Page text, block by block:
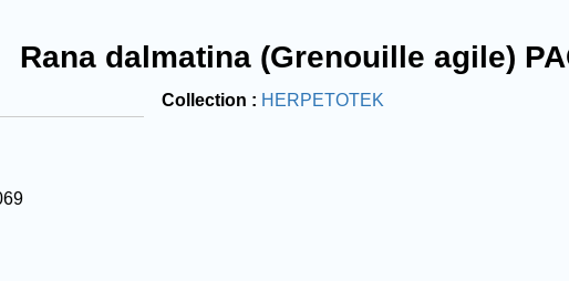
Rana dalmatina (Grenouille agile)
Collection HERPETOTEK